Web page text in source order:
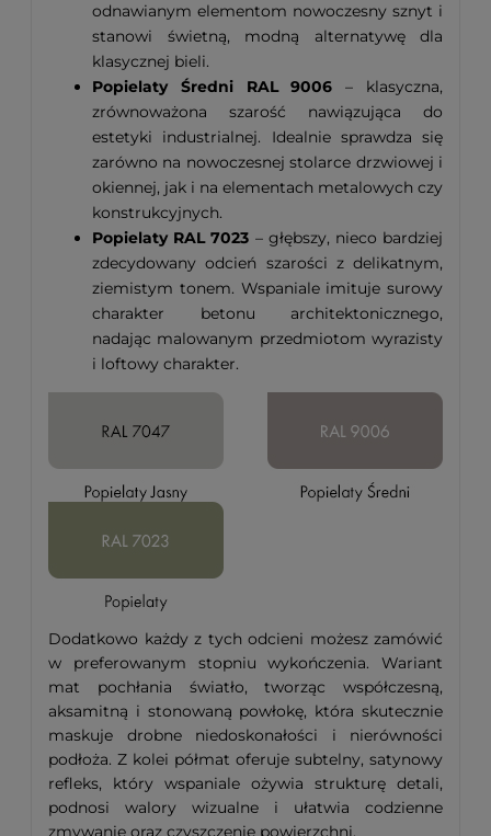
odnawianym elementom nowoczesny sznyt i
stanowi świetną, modną alternatywę dla
klasycznej bieli.
Popielaty Średni RAL 9006 – klasyczna,
zrównoważona szarość nawiązująca do
estetyki industrialnej. Idealnie sprawdza się
zarówno na nowoczesnej stolarce drzwiowej i
okiennej, jak i na elementach metalowych czy
konstrukcyjnych.
Popielaty RAL 7023 – głębszy, nieco bardziej
zdecydowany odcień szarości z delikatnym,
ziemistym tonem. Wspaniale imituje surowy
charakter betonu architektonicznego,
nadając malowanym przedmiotom wyrazisty
i loftowy charakter.
Dodatkowo każdy z tych odcieni możesz zamówić
w preferowanym stopniu wykończenia. Wariant
mat pochłania światło, tworząc współczesną,
aksamitną i stonowaną powłokę, która skutecznie
maskuje drobne niedoskonałości i nierówności
podłoża. Z kolei półmat oferuje subtelny, satynowy
refleks, który wspaniale ożywia strukturę detali,
podnosi walory wizualne i ułatwia codzienne
zmywanie oraz czyszczenie powierzchni.